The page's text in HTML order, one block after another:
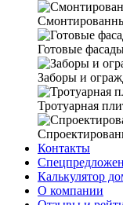
Готовые
Заборы и
Тротуарная
Контакты
Калькулятор
О компании